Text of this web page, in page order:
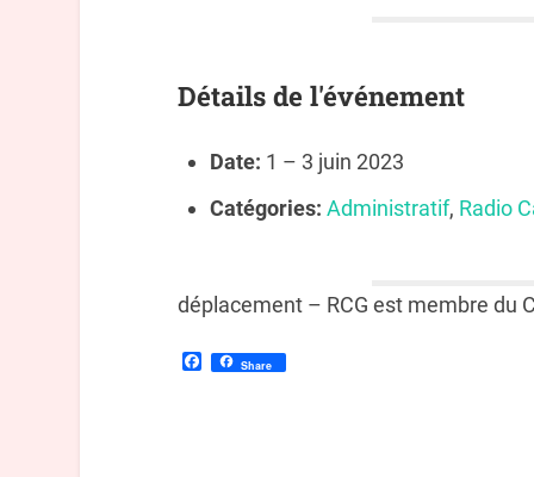
Détails de l'événement
Date: 1 – 3 juin 2023
Catégories: Administratif, Radio
déplacement – RCG est membre du
Facebook
Share